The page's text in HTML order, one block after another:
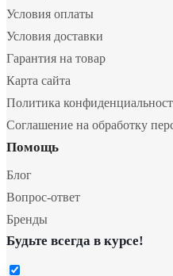
Условия оплаты
Условия доставки
Гарантия на товар
Карта сайта
Политика
Соглашение на обработку
Помощь
Блог
Вопрос-ответ
Бренды
Будьте всегда в курсе!